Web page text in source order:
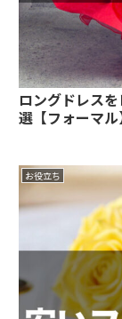
ロングドレス
選【フォーマル
お役立ち